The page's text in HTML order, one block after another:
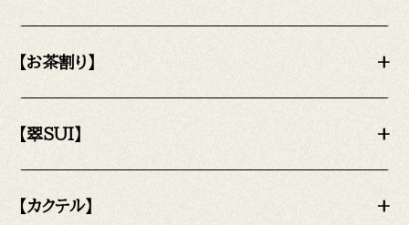
【お茶割り】 +
【翠SUI】 +
【カクテル】 +